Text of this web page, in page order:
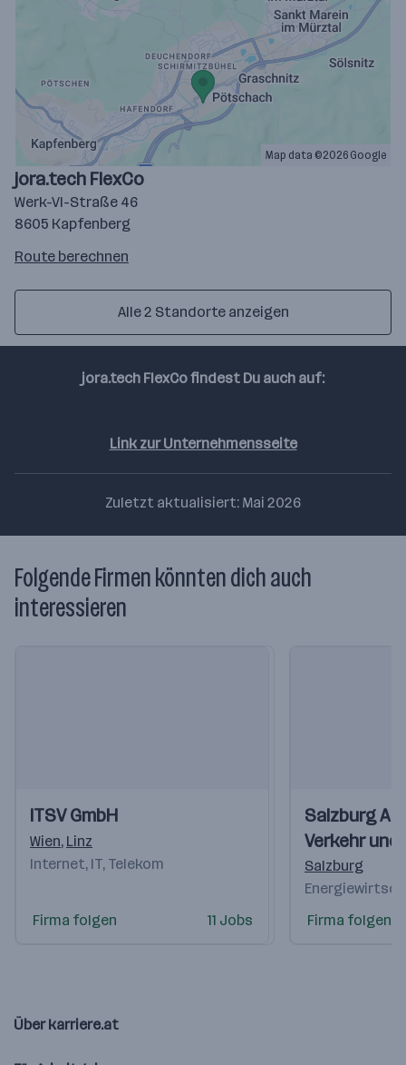
Map data ©2026 Google
jora.tech FlexCo
Werk-VI-Straße 46
8605 Kapfenberg
Route
berechnen
Route berechnen
Alle 2 Standorte anzeigen
jora.tech FlexCo findest Du auch auf:
Link zur Unternehmensseite
Zuletzt aktualisiert: Mai 2026
Folgende Firmen könnten dich auch
interessieren
Videos
Einblicke
Einblicke
ITSV GmbH
Wien, Linz
Internet, IT, Telekom
Firma folgen 11 Jobs
Videos
Einblicke
Einblicke
Salzburg
Verkehr und
Salzburg
Firma folgen
Über karriere.at